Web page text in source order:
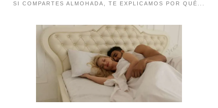
SI COMPARTES ALMOHADA, TE EXPLICAMOS POR QUÉ...